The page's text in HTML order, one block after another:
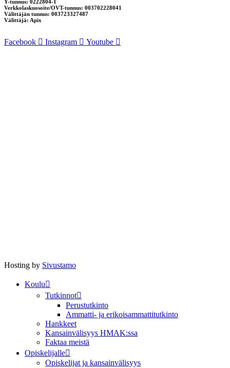
Y-tunnus: 0222804-1
Verkkolaskuosoite/OVT-tunnus: 003702228041
Välittäjän tunnus: 003723327487
Välittäjä: Apix
Facebook Instagram Youtube
Hosting by Sivustamo
Koulu
Tutkinnot
Perustutkinto
Ammatti- ja erikoisammattitutkinto
Hankkeet
Kansainvälisyys HMAK:ssa
Faktaa meistä
Opiskelijalle
Opiskelijat ja kansainvälisyys